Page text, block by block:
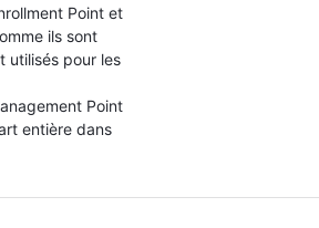
Point et
ils sont
utilisés pour les
Point
entière dans